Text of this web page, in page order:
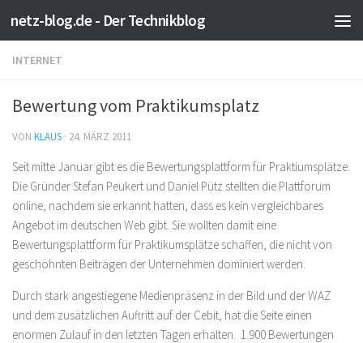
Zum Inhalt springen
netz-blog.de - Der Technikblog
INTERNET
Bewertung vom Praktikumsplatz
VON KLAUS · 24. MÄRZ 2011
Seit mitte Januar gibt es die Bewertungsplattform für Praktiumsplätze.
Die Gründer Stefan Peukert und Daniel Pütz stellten die Plattforum
online, nachdem sie erkannt hatten, dass es kein vergleichbares
Angebot im deutschen Web gibt. Sie wollten damit eine
Bewertungsplattform für Praktikumsplätze schaffen, die nicht von
geschöhnten Beiträgen der Unternehmen dominiert werden.
Durch stark angestiegene Medienpräsenz in der Bild und der WAZ
und dem zusätzlichen Auftritt auf der Cebit, hat die Seite einen
enormen Zulauf in den letzten Tagen erhalten. 1.900 Bewertungen